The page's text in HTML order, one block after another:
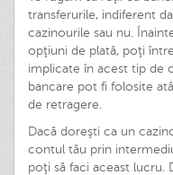
transferurile, indiferent
cazinourile sau nu.
opţiuni de plată, poţi
implicate în acest tip de
bancare pot fi folosite
de retragere.
Dacă doreşti ca un
contul tău prin
poţi să faci aceast lucru.